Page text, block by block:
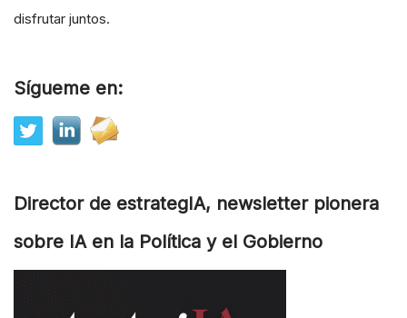
disfrutar juntos.
Sígueme en:
Director de estrategIA, newsletter pionera
sobre IA en la Política y el Gobierno